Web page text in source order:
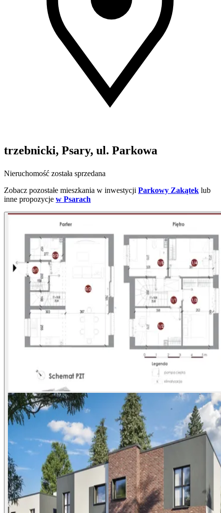
trzebnicki, Psary, ul. Parkowa
Nieruchomość została sprzedana
Zobacz pozostałe mieszkania w inwestycji Parkowy Zakątek lub
inne propozycje w Psarach